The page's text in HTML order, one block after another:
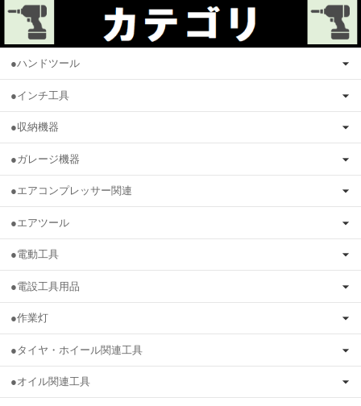
●ハンドツール
●インチ工具
●収納機器
●ガレージ機器
●エアコンプレッサー関連
●エアツール
●電動工具
●電設工具用品
●作業灯
●タイヤ・ホイール関連工具
●オイル関連工具